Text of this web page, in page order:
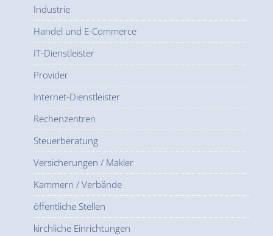
Industrie
Handel und E-Commerce
IT-Dienstleister
Provider
Internet-Dienstleister
Rechenzentren
Steuerberatung
Versicherungen / Makler
Kammern / Verbände
öffentliche Stellen
kirchliche Einrichtungen